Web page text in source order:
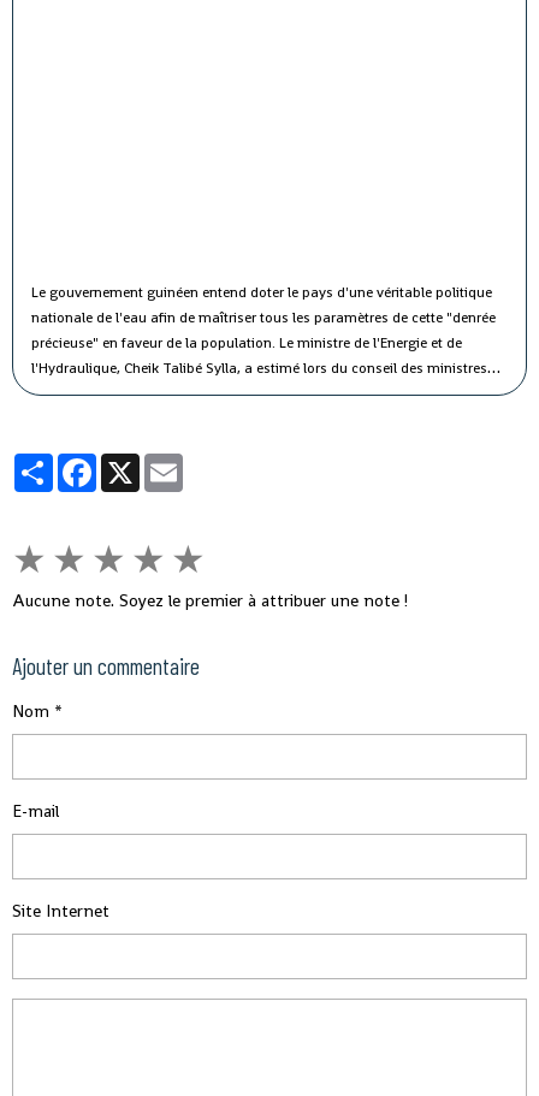
Le gouvernement guinéen entend doter le pays d'une véritable politique
nationale de l'eau afin de maîtriser tous les paramètres de cette "denrée
précieuse" en faveur de la population. Le ministre de l'Energie et de
l'Hydraulique, Cheik Talibé Sylla, a estimé lors du conseil des ministres
jeudi que le "potentiel des ressources en eau du pays est estimé à 226
PartagerFacebook
X
★ ★ ★ ★ ★
Aucune note. Soyez le premier à attribuer une note !
Ajouter un commentaire
Nom
E-mail
Site Internet